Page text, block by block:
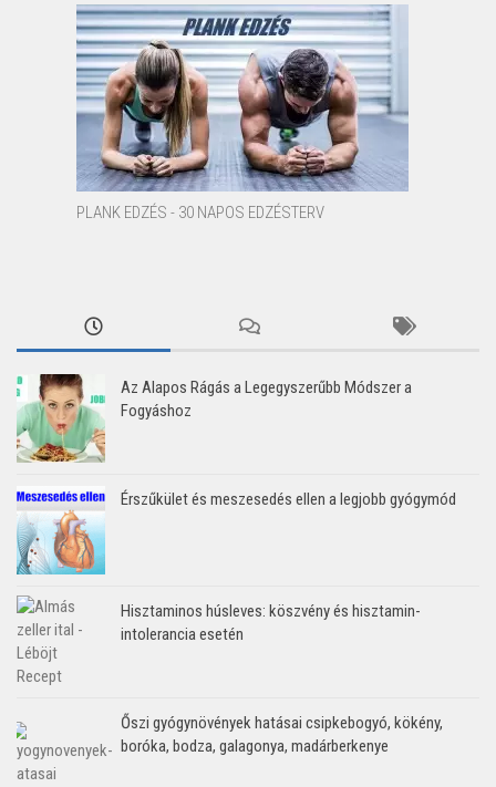
PLANK EDZÉS - 30 NAPOS EDZÉSTERV
Az Alapos Rágás a Legegyszerűbb Módszer a
Fogyáshoz
Érszűkület és meszesedés ellen a legjobb gyógymód
Hisztaminos húsleves: köszvény és hisztamin-
intolerancia esetén
Őszi gyógynövények hatásai csipkebogyó, kökény,
boróka, bodza, galagonya, madárberkenye